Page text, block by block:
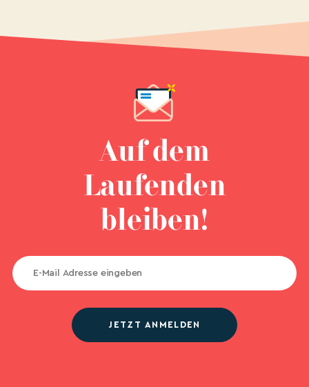
Auf dem
Laufenden
bleiben!
JETZT ANMELDEN